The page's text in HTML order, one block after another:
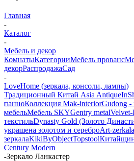
Главная
-
Каталог
-
Мебель и декор
КомнатыКатегорииМебель прованс
декорРаспродажаСад
-
LoveHome (зеркала, консоли, лампы)
Традиционный Китай Asia Antique
панноКоллекция Mak-interiorGudong -
мебельМебель SKYGentry metal
текстильDynasty Gold (Золото
украшена золотом и сереброArt-
зеркалаKikiByObjectTopstool
Century Modern
-Зеркало Ланкастер